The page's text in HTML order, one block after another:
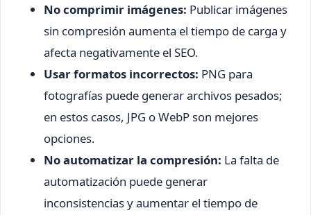
No comprimir imágenes: Publicar imágenes
sin compresión aumenta el tiempo de carga y
afecta negativamente el SEO.
Usar formatos incorrectos: PNG para
fotografías puede generar archivos pesados;
en estos casos, JPG o WebP son mejores
opciones.
No automatizar la compresión: La falta de
automatización puede generar
inconsistencias y aumentar el tiempo de